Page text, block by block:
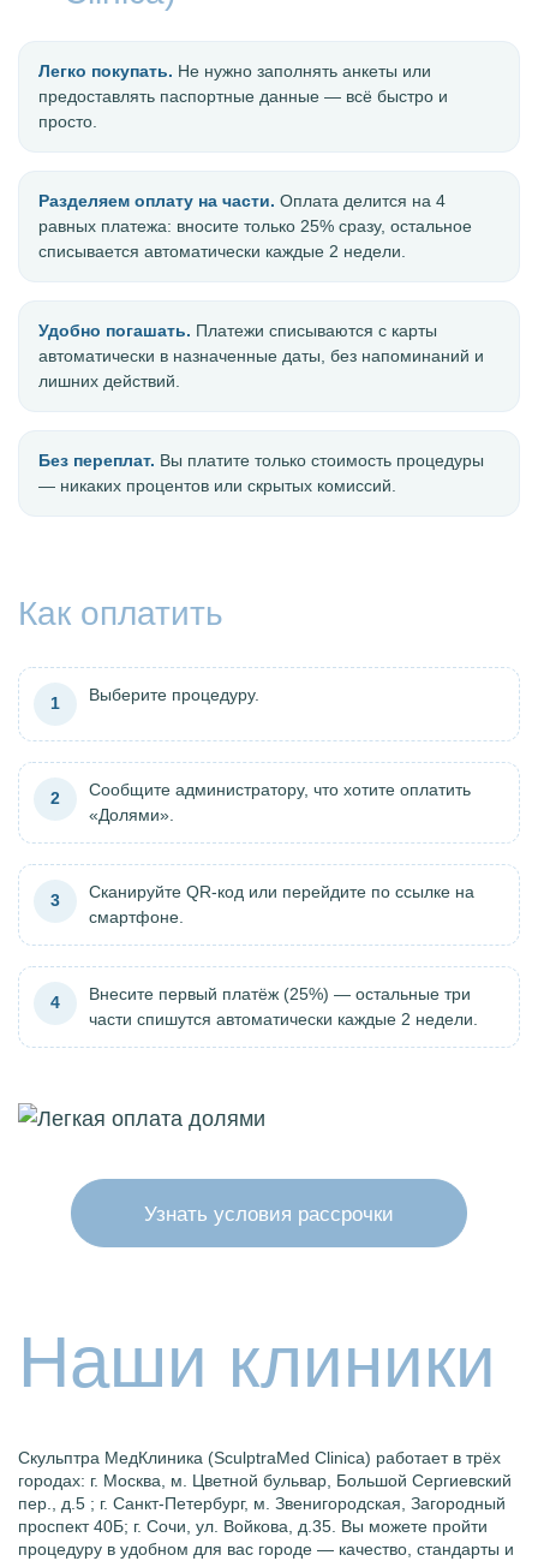
Легко покупать. Не нужно заполнять анкеты или
предоставлять паспортные данные — всё быстро и
просто.
Разделяем оплату на части. Оплата делится на 4
равных платежа: вносите только 25% сразу, остальное
списывается автоматически каждые 2 недели.
Удобно погашать. Платежи списываются с карты
автоматически в назначенные даты, без напоминаний и
лишних действий.
Без переплат. Вы платите только стоимость процедуры
— никаких процентов или скрытых комиссий.
Как оплатить
1 Выберите процедуру.
2
Сообщите администратору, что хотите оплатить
«Долями».
3
Сканируйте QR-код или перейдите по ссылке на
смартфоне.
4
Внесите первый платёж (25%) — остальные три
части спишутся автоматически каждые 2 недели.
Узнать условия рассрочки
Наши клиники
Скульптра МедКлиника (SculptraMed Clinica) работает в трёх
городах: г. Москва, м. Цветной бульвар, Большой Сергиевский
пер., д.5 ; г. Санкт-Петербург, м. Звенигородская, Загородный
проспект 40Б; г. Сочи, ул. Войкова, д.35. Вы можете пройти
процедуру в удобном для вас городе — качество, стандарты и